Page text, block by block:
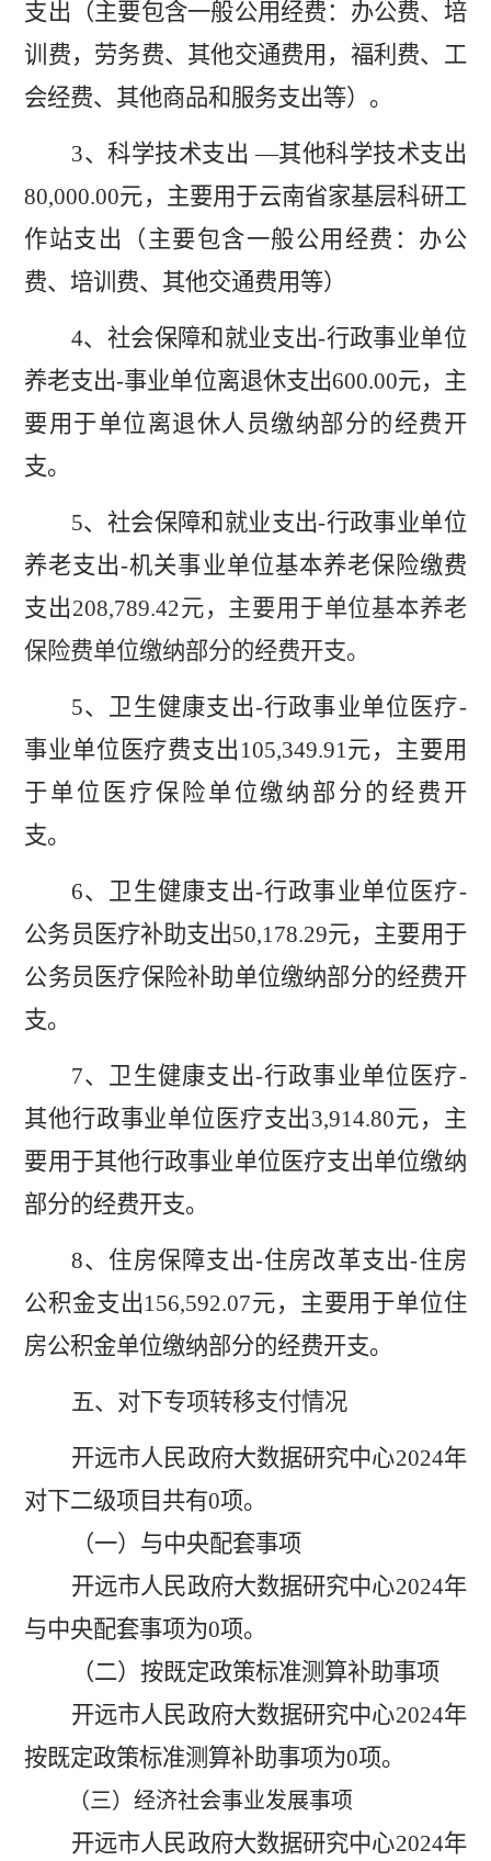
支出（主要包含一般公用经费：办公费、培
训费，劳务费、其他交通费用，福利费、工
会经费、其他商品和服务支出等）。
3、科学技术支出 —其他科学技术支出
80,000.00元，主要用于云南省家基层科研工
作站支出（主要包含一般公用经费：办公
费、培训费、其他交通费用等）
4、社会保障和就业支出-行政事业单位
养老支出-事业单位离退休支出600.00元，主
要用于单位离退休人员缴纳部分的经费开
支。
5、社会保障和就业支出-行政事业单位
养老支出-机关事业单位基本养老保险缴费
支出208,789.42元，主要用于单位基本养老
保险费单位缴纳部分的经费开支。
5、卫生健康支出-行政事业单位医疗-
事业单位医疗费支出 105,349.91 元，主要用
于单位医疗保险单位缴纳部分的经费开
支。
6、卫生健康支出-行政事业单位医疗-
公务员医疗补助支出50,178.29元，主要用于
公务员医疗保险补助单位缴纳部分的经费开
支。
7、卫生健康支出-行政事业单位医疗-
其他行政事业单位医疗支出3,914.80元，主
要用于其他行政事业单位医疗支出单位缴纳
部分的经费开支。
8、住房保障支出-住房改革支出-住房
公积金支出156,592.07元，主要用于单位住
房公积金单位缴纳部分的经费开支。
五、 对下专项转移支付情况
开远市人民政府大数据研究中心2024年
对下二级项目共有0项。
（一）与中央配套事项
开远市人民政府大数据研究中心2024年
与中央配套事项为0项。
（二）按既定政策标准测算补助事项
开远市人民政府大数据研究中心2024年
按既定政策标准测算补助事项为0项。
（三）经济社会事业发展事项
开远市人民政府大数据研究中心2024年